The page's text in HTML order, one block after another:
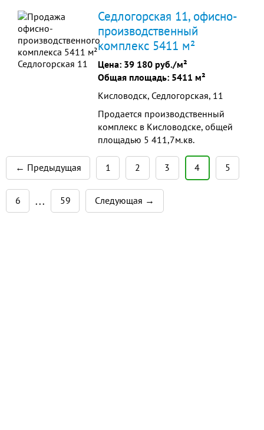
угодий.
Седлогорская 11, офисно-
производственный
комплекс 5411 м²
Цена: 39 180 руб./м²
Общая площадь: 5411 м²
Кисловодск, Седлогорская, 11
Продается производственный
комплекс в Кисловодске, общей
площадью 5 411,7м.кв.
← Предыдущая 1 2 3 4 5
6 • • • 59 Следующая →